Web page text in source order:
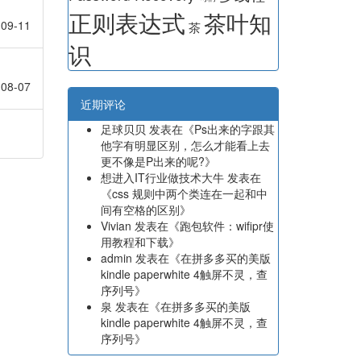
11
07
正则表达式 茶 茶叶知
识
近期评论
足球贝贝 发表在《Ps出来的字跟其
他字有明显区别，怎么才能看上去
更不像是P出来的呢?》
想进入IT行业做技术大牛发表在
《css 规则中两个类连在一起和中
间有空格的区别》
Vivian 发表在《跑包软件：wifipr使
用教程和下载》
admin 发表在《在拼多多买的美版
kindle paperwhite 4触屏不灵，查
序列号》
泉 发表在《在拼多多买的美版
kindle paperwhite 4触屏不灵，查
序列号》